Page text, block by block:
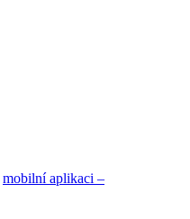
mobilní aplikaci –